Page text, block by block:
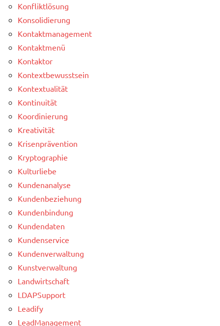
Konfliktlösung
Konsolidierung
Kontaktmanagement
Kontaktmenü
Kontaktor
Kontextbewusstsein
Kontextualität
Kontinuität
Koordinierung
Kreativität
Krisenprävention
Kryptographie
Kulturliebe
Kundenanalyse
Kundenbeziehung
Kundenbindung
Kundendaten
Kundenservice
Kundenverwaltung
Kunstverwaltung
Landwirtschaft
LDAPSupport
Leadify
LeadManagement